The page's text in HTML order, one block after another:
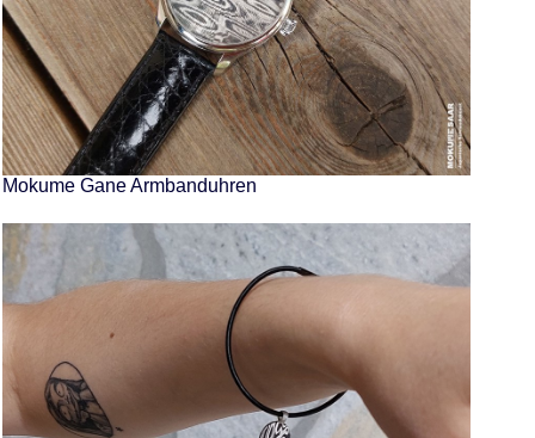
Mokume Gane Armbanduhren